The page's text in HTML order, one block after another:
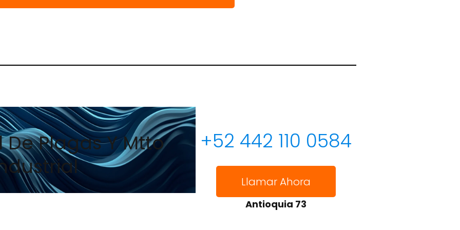
Plagas Y Mtto
+52 442 110 0584
Llamar Ahora
Antioquia 73